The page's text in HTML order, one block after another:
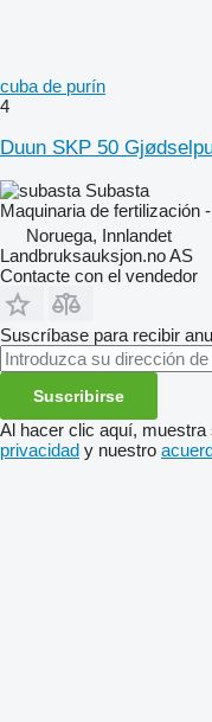
cuba de purín
4
Duun SKP 50
Subasta
Maquinaria de fertilización
Noruega, Innlandet
Landbruksauksjon.no AS
Contacte con el vendedor
Suscríbase para recibir
Suscribirse
Al hacer clic aquí,
privacidad y nuestro